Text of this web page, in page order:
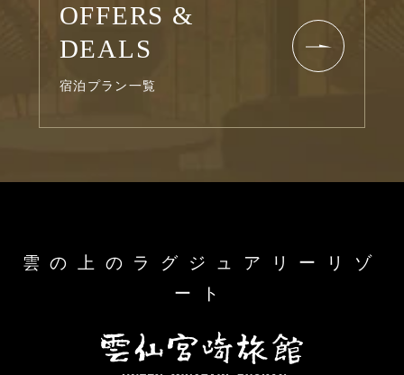
OFFERS &
DEALS
宿泊プラン一覧
雲の上のラグジュアリーリゾ
ート